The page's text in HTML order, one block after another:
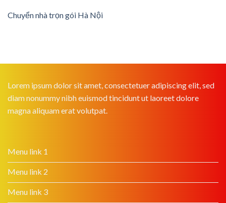
Chuyển nhà trọn gói Hà Nội
Lorem ipsum dolor sit amet, consectetuer adipiscing elit, sed
diam nonummy nibh euismod tincidunt ut laoreet dolore
magna aliquam erat volutpat.
Menu link 1
Menu link 2
Menu link 3